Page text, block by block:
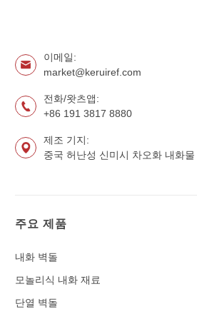
이메일:
market@keruiref.com
전화/왓츠앱:
+86 191 3817 8880
제조 기지:
중국 허난성 신미시 차오화 내화물
주요 제품
내화 벽돌
모놀리식 내화 재료
단열 벽돌